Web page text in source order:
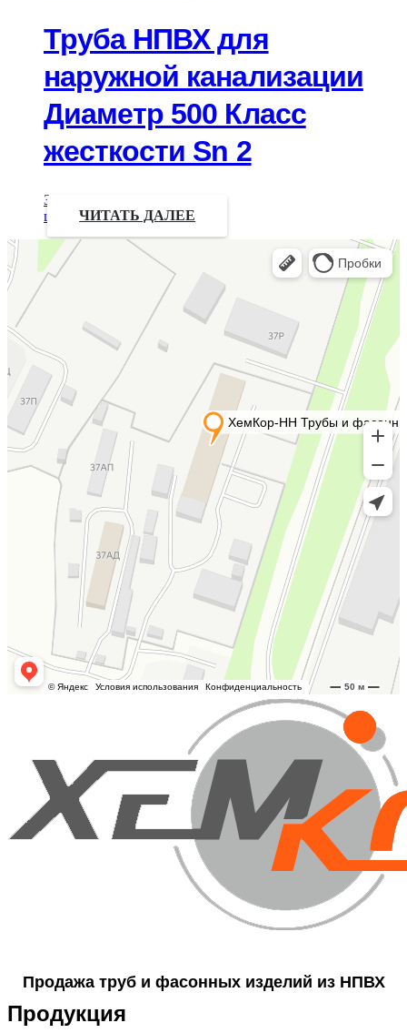
Труба НПВХ для
наружной канализации
Диаметр 500 Класс
жесткости Sn 2
Запрос
цены
ЧИТАТЬ ДАЛЕЕ
Продажа труб и фасонных изделий из НПВХ
Продукция